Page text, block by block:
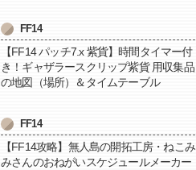
FF14
【FF14 パッチ7.x 紫貨】時間タイマー付
き！ギャザラースクリップ紫貨 用収集品
の地図（場所）＆タイムテーブル
FF14
【FF14攻略】無人島の開拓工房・ねこみ
みさんのおねがいスケジュールメーカー